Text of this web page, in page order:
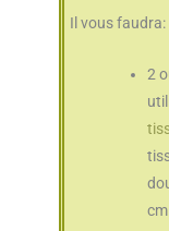
Il vous faudra:
2